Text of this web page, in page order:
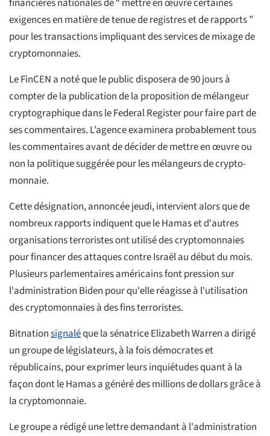
financières nationales de “ mettre en œuvre certaines
exigences en matière de tenue de registres et de rapports ”
pour les transactions impliquant des services de mixage de
cryptomonnaies.
Le FinCEN a noté que le public disposera de 90 jours à
compter de la publication de la proposition de mélangeur
cryptographique dans le Federal Register pour faire part de
ses commentaires. L’agence examinera probablement tous
les commentaires avant de décider de mettre en œuvre ou
non la politique suggérée pour les mélangeurs de crypto-
monnaie.
Cette désignation, annoncée jeudi, intervient alors que de
nombreux rapports indiquent que le Hamas et d'autres
organisations terroristes ont utilisé des cryptomonnaies
pour financer des attaques contre Israël au début du mois.
Plusieurs parlementaires américains font pression sur
l'administration Biden pour qu'elle réagisse à l'utilisation
des cryptomonnaies à des fins terroristes.
Bitnationsignaléque la sénatrice Elizabeth Warren a dirigé
un groupe de législateurs, à la fois démocrates et
républicains, pour exprimer leurs inquiétudes quant à la
façon dont le Hamas a généré des millions de dollars grâce à
la cryptomonnaie.
Le groupe a rédigé une lettre demandant à l'administration